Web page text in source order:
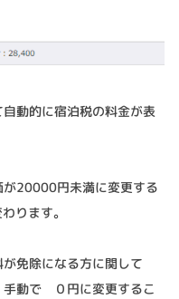
動的に宿泊税の料金が表
が20000円未満に変更する
ります。
免除になる方に関して
動で ０円に変更するこ